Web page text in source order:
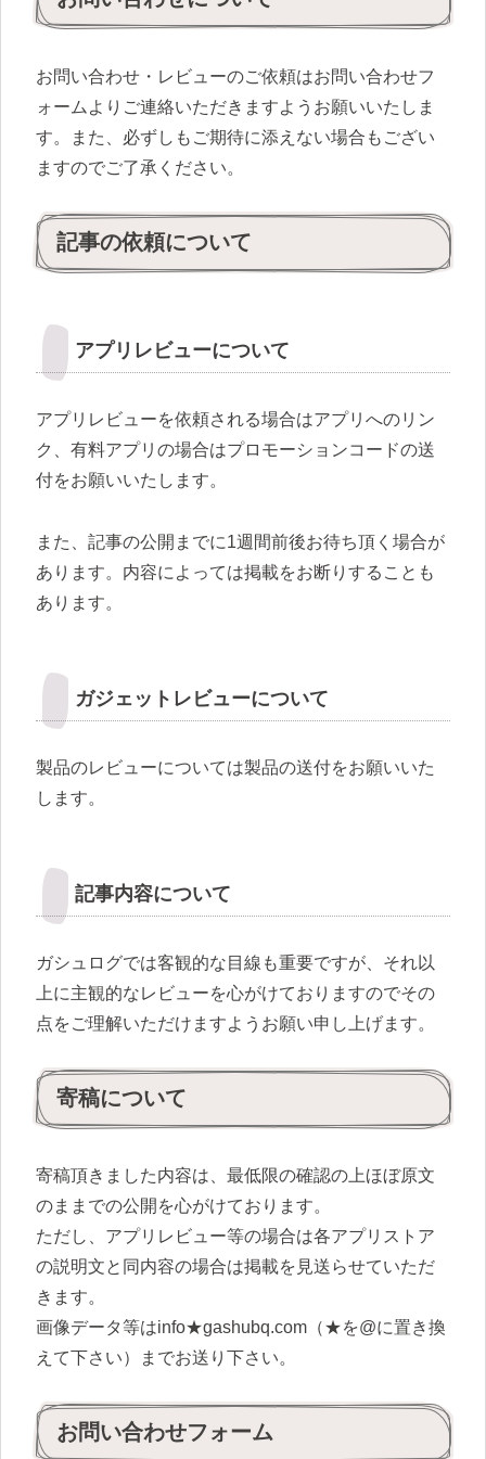
お問い合わせ・レビューのご依頼はお問い合わせフ
ォームよりご連絡いただきますようお願いいたしま
す。また、必ずしもご期待に添えない場合もござい
ますのでご了承ください。
記事の依頼について
アプリレビューについて
アプリレビューを依頼される場合はアプリへのリン
ク、有料アプリの場合はプロモーションコードの送
付をお願いいたします。
また、記事の公開までに1週間前後お待ち頂く場合が
あります。内容によっては掲載をお断りすることも
あります。
ガジェットレビューについて
製品のレビューについては製品の送付をお願いいた
します。
記事内容について
ガシュログでは客観的な目線も重要ですが、それ以
上に主観的なレビューを心がけておりますのでその
点をご理解いただけますようお願い申し上げます。
寄稿について
寄稿頂きました内容は、最低限の確認の上ほぼ原文
のままでの公開を心がけております。
ただし、アプリレビュー等の場合は各アプリストア
の説明文と同内容の場合は掲載を見送らせていただ
きます。
画像データ等はinfo★gashubq.com（★を@に置き換
えて下さい）までお送り下さい。
お問い合わせフォーム